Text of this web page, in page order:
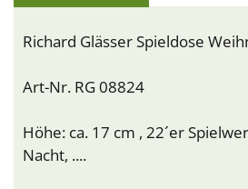
Richard Glässer Spieldose
Art-Nr. RG 08824
Höhe: ca. 17 cm , 22´er
Nacht, ....